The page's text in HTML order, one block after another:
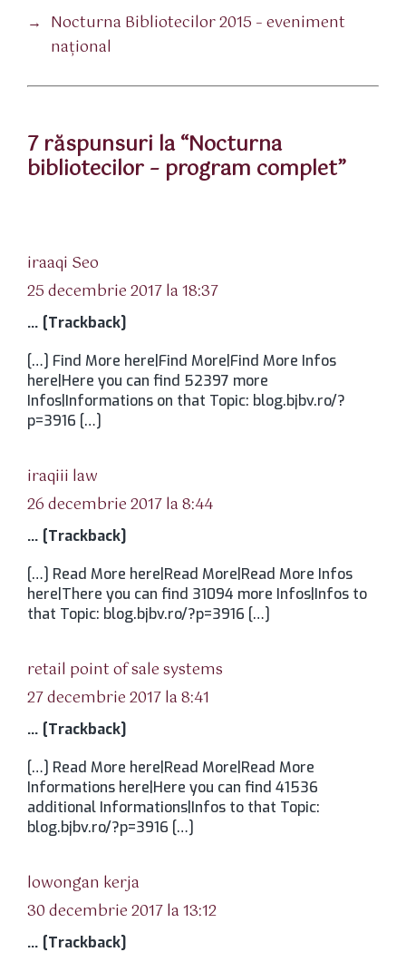
→ Nocturna Bibliotecilor 2015 – eveniment
naţional
7 răspunsuri la “Nocturna
bibliotecilor – program complet”
iraaqi Seo
25 decembrie 2017 la 18:37
… [Trackback]
[…] Find More here|Find More|Find More Infos
here|Here you can find 52397 more
Infos|Informations on that Topic: blog.bjbv.ro/?
p=3916 […]
iraqiii law
26 decembrie 2017 la 8:44
… [Trackback]
[…] Read More here|Read More|Read More Infos
here|There you can find 31094 more Infos|Infos to
that Topic: blog.bjbv.ro/?p=3916 […]
retail point of sale systems
27 decembrie 2017 la 8:41
… [Trackback]
[…] Read More here|Read More|Read More
Informations here|Here you can find 41536
additional Informations|Infos to that Topic:
blog.bjbv.ro/?p=3916 […]
lowongan kerja
30 decembrie 2017 la 13:12
… [Trackback]